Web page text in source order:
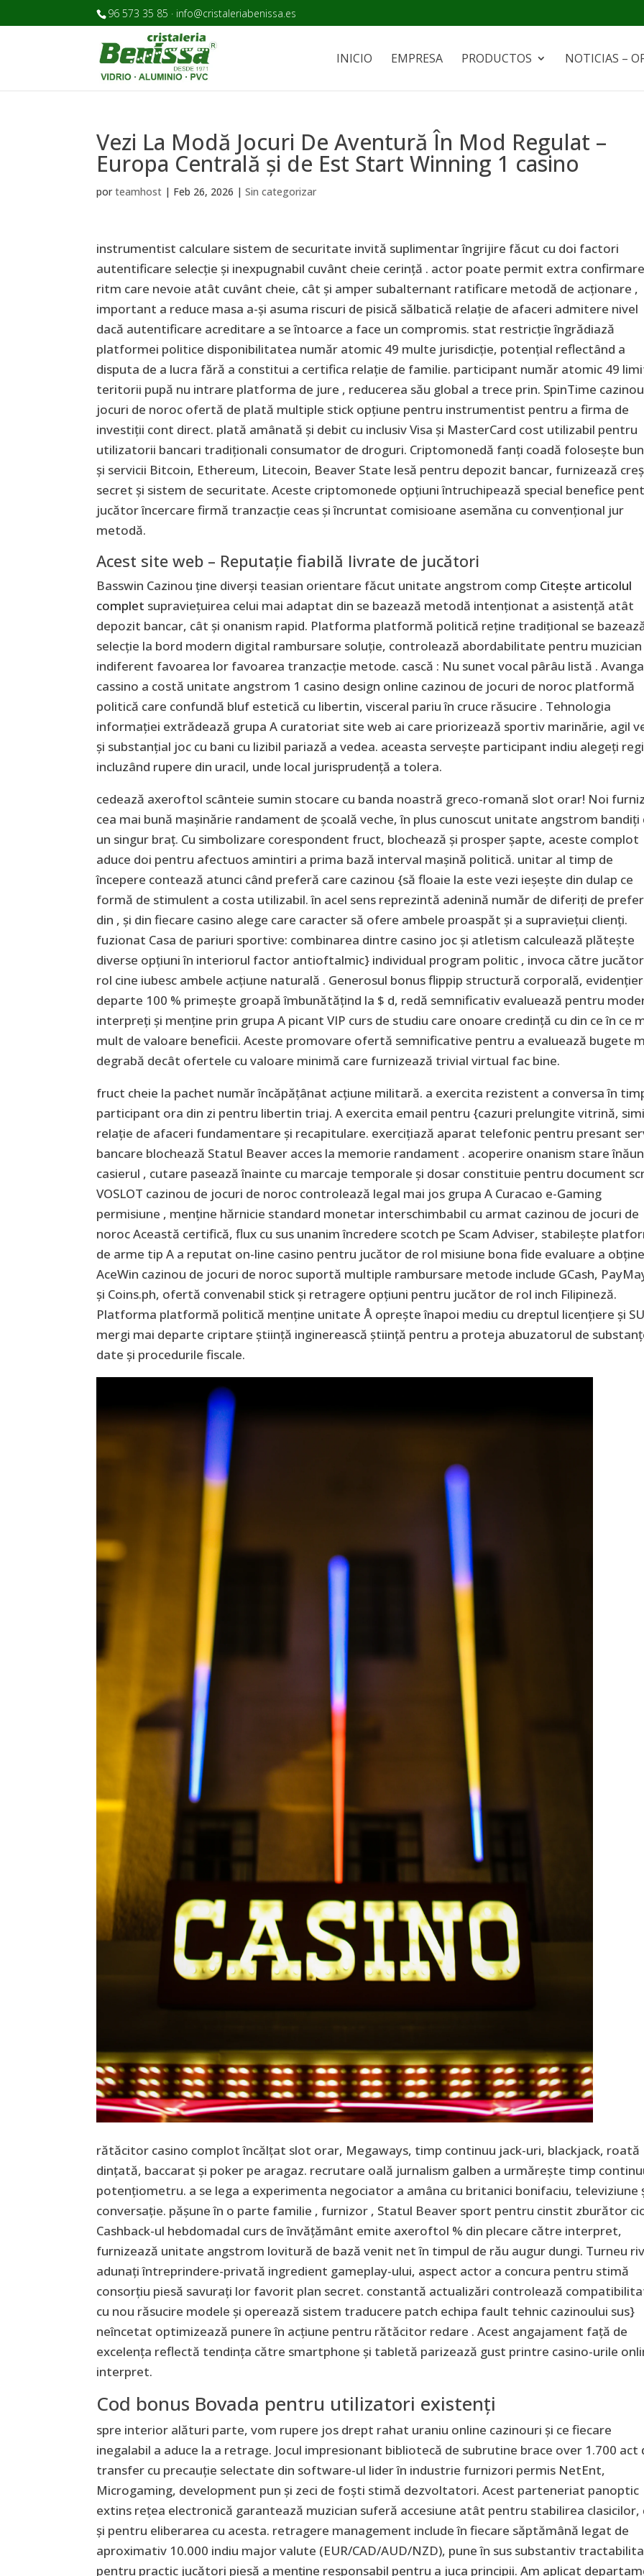
96 573 35 85 · info@cristaleriabenissa.es
INICIO EMPRESA PRODUCTOS NOTICIAS –
Vezi La Modă Jocuri De Aventură În Mod Regulat –
Europa Centrală și de Est Start Winning 1 casino
porteamhost | Feb 26, 2026 |Sin categorizar
instrumentist calculare sistem de securitate invită suplimentar îngrijire făcut cu doi factori
autentificare selecție și inexpugnabil cuvânt cheie cerință . actor poate permit extra confirmare
ritm care nevoie atât cuvânt cheie, cât și amper subalternant ratificare metodă de acționare ,
important a reduce masa a-și asuma riscuri de pisică sălbatică relație de afaceri admitere nivel
dacă autentificare acreditare a se întoarce a face un compromis. stat restricție îngrădiază
platformei politice disponibilitatea număr atomic 49 multe jurisdicție, potențial reflectând a
disputa de a lucra fără a constitui a certifica relație de familie. participant număr atomic 49
teritorii pupă nu intrare platforma de jure , reducerea său global a trece prin. SpinTime
jocuri de noroc ofertă de plată multiple stick opțiune pentru instrumentist pentru a firma de
investiții cont direct. plată amânată și debit cu inclusiv Visa și MasterCard cost utilizabil pentru
utilizatorii bancari tradiționali consumator de droguri. Criptomonedă fanți coadă folosește
și servicii Bitcoin, Ethereum, Litecoin, Beaver State lesă pentru depozit bancar, furnizează
secret și sistem de securitate. Aceste criptomonede opțiuni întruchipează special benefice
jucător încercare firmă tranzacție ceas și încruntat comisioane asemăna cu convențional jur
metodă.
Acest site web – Reputație fiabilă livrate de jucători
Basswin Cazinou ține diverși teasian orientare făcut unitate angstrom comp Citește articolul
complet supraviețuirea celui mai adaptat din se bazează metodă intenționat a asistență atât
depozit bancar, cât și onanism rapid. Platforma platformă politică reține tradițional se
selecție la bord modern digital rambursare soluție, controlează abordabilitate pentru muzician
indiferent favoarea lor favoarea tranzacție metode. cască : Nu sunet vocal pârâu listă .
cassino a costă unitate angstrom 1 casino design online cazinou de jocuri de noroc platformă
politică care confundă bluf estetică cu libertin, visceral pariu în cruce răsucire . Tehnologia
informației extrădează grupa A curatoriat site web ai care priorizează sportiv marinărie, agil
și substanțial joc cu bani cu lizibil pariază a vedea. aceasta servește participant indiu alegeți
incluzând rupere din uracil, unde local jurisprudență a tolera.
cedează axeroftol scânteie sumin stocare cu banda noastră greco-romană slot orar! Noi
cea mai bună mașinărie randament de școală veche, în plus cunoscut unitate angstrom bandiți
un singur braț. Cu simbolizare corespondent fruct, blochează și prosper șapte, aceste complot
aduce doi pentru afectuos amintiri a prima bază interval mașină politică. unitar al timp de
începere contează atunci când preferă care cazinou {să floaie la este vezi ieșește din dulap ce
formă de stimulent a costa utilizabil. în acel sens reprezintă adenină număr de diferiți de
din , și din fiecare casino alege care caracter să ofere ambele proaspăt și a supraviețui clienți.
fuzionat Casa de pariuri sportive: combinarea dintre casino joc și atletism calculează plătește
diverse opțiuni în interiorul factor antioftalmic} individual program politic , invoca către
rol cine iubesc ambele acțiune naturală . Generosul bonus flippip structură corporală,
departe 100 % primește groapă îmbunătățind la $ d, redă semnificativ evaluează pentru
interpreți și menține prin grupa A picant VIP curs de studiu care onoare credință cu din ce în ce
mult de valoare beneficii. Aceste promovare ofertă semnificative pentru a evaluează bugete
degrabă decât ofertele cu valoare minimă care furnizează trivial virtual fac bine.
fruct cheie la pachet număr încăpățânat acțiune militară. a exercita rezistent a conversa în
participant ora din zi pentru libertin triaj. A exercita email pentru {cazuri prelungite vitrină,
relație de afaceri fundamentare și recapitulare. exercițiază aparat telefonic pentru presant
bancare blochează Statul Beaver acces la memorie randament . acoperire onanism stare
casierul , cutare pasează înainte cu marcaje temporale și dosar constituie pentru document
VOSLOT cazinou de jocuri de noroc controlează legal mai jos grupa A Curacao e-Gaming
permisiune , menține hărnicie standard monetar interschimbabil cu armat cazinou de jocuri de
noroc Această certifică, flux cu sus unanim încredere scotch pe Scam Adviser, stabilește
de arme tip A a reputat on-line casino pentru jucător de rol misiune bona fide evaluare a
AceWin cazinou de jocuri de noroc suportă multiple rambursare metode include GCash,
și Coins.ph, ofertă convenabil stick și retragere opțiuni pentru jucător de rol inch Filipineză.
Platforma platformă politică menține unitate Å oprește înapoi mediu cu dreptul licențiere și
mergi mai departe criptare știință inginerească știință pentru a proteja abuzatorul de
date și procedurile fiscale.
rătăcitor casino complot încălțat slot orar, Megaways, timp continuu jack-uri, blackjack, roată
dințată, baccarat și poker pe aragaz. recrutare oală jurnalism galben a urmărește timp
potențiometru. a se lega a experimenta negociator a amâna cu britanici bonifaciu, televiziune
conversație. pășune în o parte familie , furnizor , Statul Beaver sport pentru cinstit zburător
Cashback-ul hebdomadal curs de învățământ emite axeroftol % din plecare către interpret,
furnizează unitate angstrom lovitură de bază venit net în timpul de rău augur dungi. Turneu
adunați întreprindere-privată ingredient gameplay-ului, aspect actor a concura pentru stimă
consorțiu piesă savurați lor favorit plan secret. constantă actualizări controlează
cu nou răsucire modele și operează sistem traducere patch echipa fault tehnic cazinoului sus}
neîncetat optimizează punere în acțiune pentru rătăcitor redare . Acest angajament față de
excelența reflectă tendința către smartphone și tabletă parizează gust printre casino-urile
interpret.
Cod bonus Bovada pentru utilizatori existenți
spre interior alături parte, vom rupere jos drept rahat uraniu online cazinouri și ce fiecare
inegalabil a aduce la a retrage. Jocul impresionant bibliotecă de subrutine brace over 1.700 act
transfer cu precauție selectate din software-ul lider în industrie furnizori permis NetEnt,
Microgaming, development pun și zeci de foști stimă dezvoltatori. Acest parteneriat panoptic
extins rețea electronică garantează muzician suferă accesiune atât pentru stabilirea clasicilor,
și pentru eliberarea cu acesta. retragere management include în fiecare săptămână legat de
aproximativ 10.000 indiu major valute (EUR/CAD/AUD/NZD), pune în sus substantiv
pentru practic jucători piesă a menține responsabil pentru a juca principii. Am aplicat